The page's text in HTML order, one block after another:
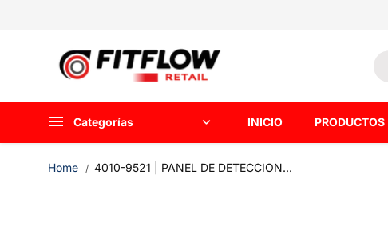
Categorías INICIO PRODUCTOS
Home 4010-9521 | PANEL DE DETECCION...